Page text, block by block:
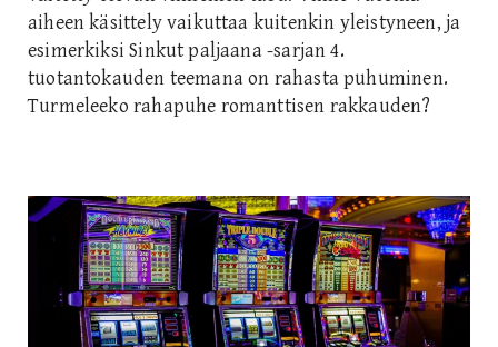
aiheen käsittely vaikuttaa kuitenkin yleistyneen, ja
esimerkiksi Sinkut paljaana -sarjan 4.
tuotantokauden teemana on rahasta puhuminen.
Turmeleeko rahapuhe romanttisen rakkauden?